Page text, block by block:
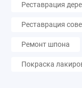
Реставрация
Реставрация
Ремонт шпона
Покраска